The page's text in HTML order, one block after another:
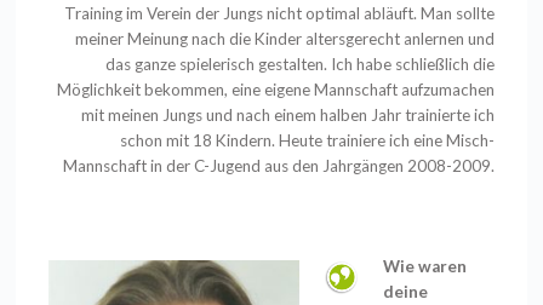
Training im Verein der Jungs nicht optimal abläuft. Man sollte
meiner Meinung nach die Kinder altersgerecht anlernen und
das ganze spielerisch gestalten. Ich habe schließlich die
Möglichkeit bekommen, eine eigene Mannschaft aufzumachen
mit meinen Jungs und nach einem halben Jahr trainierte ich
schon mit 18 Kindern. Heute trainiere ich eine Misch-
Mannschaft in der C-Jugend aus den Jahrgängen 2008-2009.
Wie waren
deine